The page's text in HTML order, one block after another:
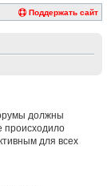
Поддержать сайт
должны
происходило
для всех